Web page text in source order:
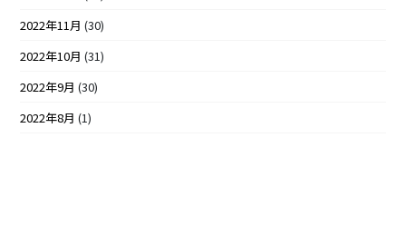
2022年11月 (30)
2022年10月 (31)
2022年9月 (30)
2022年8月 (1)